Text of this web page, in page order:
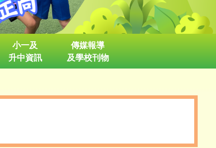
小一及
升中資訊
傳媒報導
及學校刊物